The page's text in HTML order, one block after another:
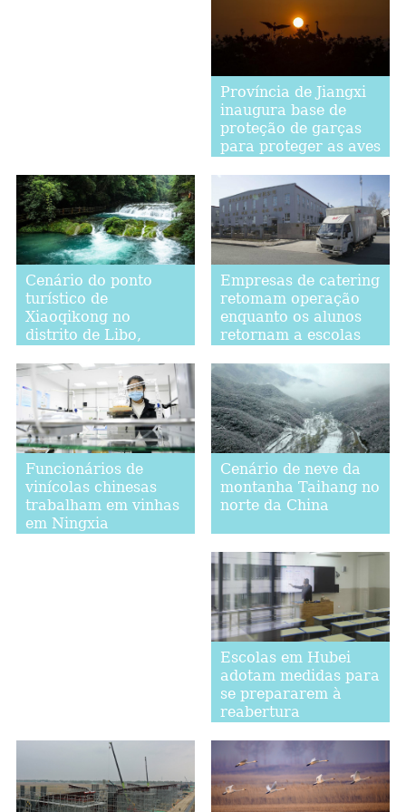
Província de Jiangxi
inaugura base de
proteção de garças
para proteger as aves
Cenário do ponto
turístico de
Xiaoqikong no
distrito de Libo,
Empresas de catering
retomam operação
enquanto os alunos
retornam a escolas
Funcionários de
vinícolas chinesas
trabalham em vinhas
em Ningxia
Cenário de neve da
montanha Taihang no
norte da China
Escolas em Hubei
adotam medidas para
se prepararem à
reabertura